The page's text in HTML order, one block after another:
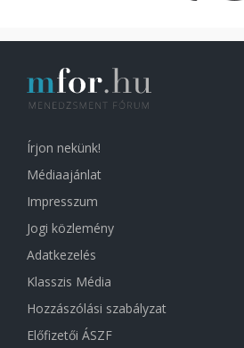
Írjon nekünk!
Médiaajánlat
Impresszum
Jogi közlemény
Adatkezelés
Klasszis Média
Hozzászólási szabályzat
Előfizetői ÁSZF